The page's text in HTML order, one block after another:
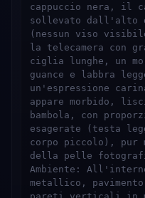
cappuccio nera, il
sollevato dall'alto
(nessun viso
la telecamera con
ciglia lunghe, un
guance e labbra
un'espressione
appare morbido,
bambola, con
esagerate (testa
corpo piccolo), pur
della pelle
Ambiente:
metallico,